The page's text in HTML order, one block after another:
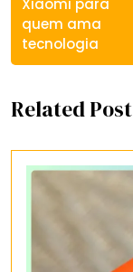
quem ama
tecnologia
Related Post